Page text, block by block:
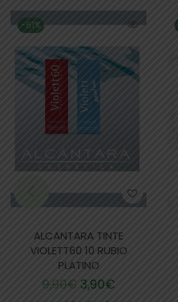
-61%
ALCANTARA TINTE
VIOLETT60 10 RUBIO
PLATINO
9,90€ 3,90€